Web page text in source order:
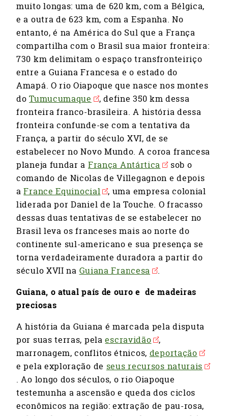
muito longas: uma de 620 km, com a Bélgica,
e a outra de 623 km, com a Espanha. No
entanto, é na América do Sul que a França
compartilha com o Brasil sua maior fronteira:
730 km delimitam o espaço transfronteiriço
entre a Guiana Francesa e o estado do
Amapá. O rio Oiapoque que nasce nos montes
doTumucumaque
, define 350 km dessa
fronteira franco-brasileira. A história dessa
fronteira confunde-se com a tentativa da
França, a partir do século XVI, de se
estabelecer no Novo Mundo. A coroa francesa
planeja fundar a França Antártica
sob o
comando de Nicolas de Villegagnon e depois
aFrance Equinocial
, uma empresa colonial
liderada por Daniel de la Touche. O fracasso
dessas duas tentativas de se estabelecer no
Brasil leva os franceses mais ao norte do
continente sul-americano e sua presença se
torna verdadeiramente duradora a partir do
século XVII na Guiana Francesa .
Guiana, o atual país de ouro e de madeiras
preciosas
A história da Guiana é marcada pela disputa
por suas terras, pelaescravidão
,
marronagem, conflitos étnicos, deportação
e pela exploração de seus recursos naturais
. Ao longo dos séculos, o rio Oiapoque
testemunha a ascensão e queda dos ciclos
econômicos na região: extração de pau-rosa,